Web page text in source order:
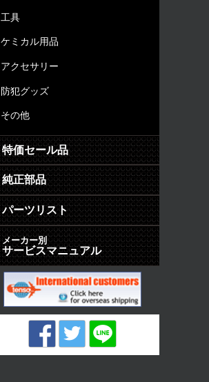
工具
ケミカル用品
アクセサリー
防犯グッズ
その他
特価セール品
純正部品
パーツリスト
メーカー別
サービスマニュアル